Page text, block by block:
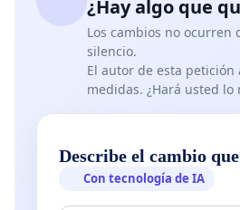
¿Hay algo que
Los cambios no ocurren
silencio.
El autor de esta petición
medidas. ¿Hará usted lo
Describe el cambio
Con tecnología de IA